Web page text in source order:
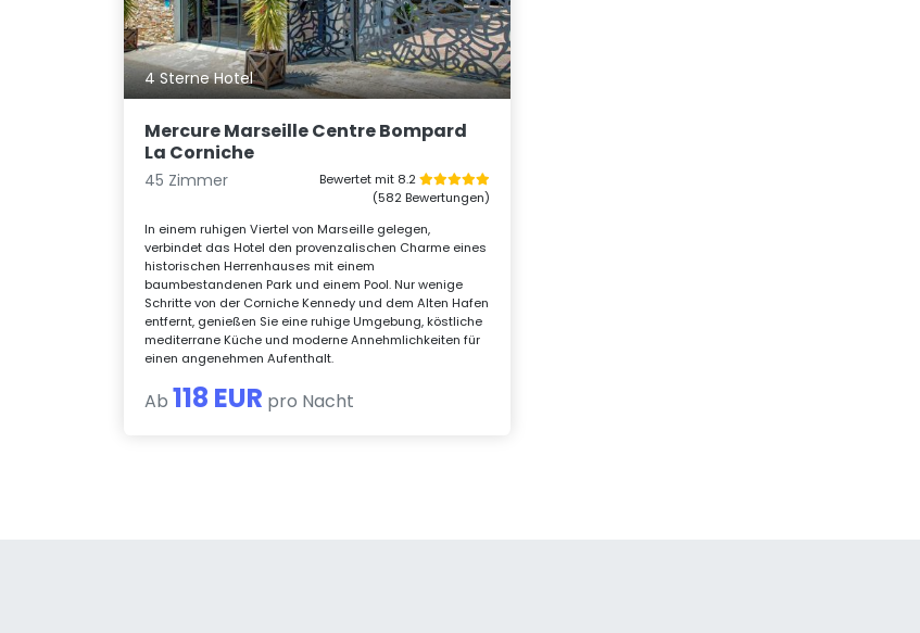
4 Sterne Hotel
Mercure Marseille Centre Bompard
La Corniche
45 Zimmer
Bewertet mit 8.2
(582 Bewertungen)
In einem ruhigen Viertel von Marseille gelegen,
verbindet das Hotel den provenzalischen Charme eines
historischen Herrenhauses mit einem
baumbestandenen Park und einem Pool. Nur wenige
Schritte von der Corniche Kennedy und dem Alten Hafen
entfernt, genießen Sie eine ruhige Umgebung, köstliche
mediterrane Küche und moderne Annehmlichkeiten für
einen angenehmen Aufenthalt.
Ab118 EUR pro Nacht